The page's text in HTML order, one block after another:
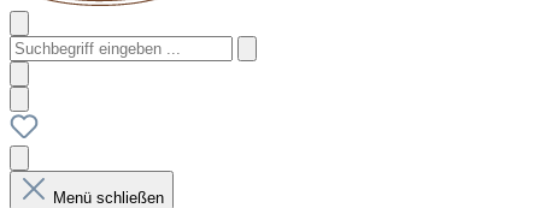
Menü schließen